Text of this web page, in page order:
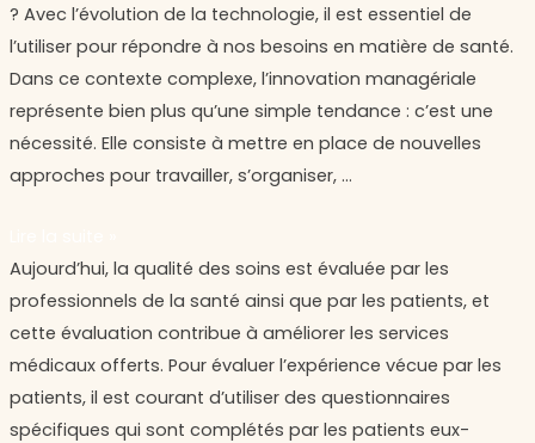
?
? Avec l’évolution de la technologie, il est essentiel de
l’utiliser pour répondre à nos besoins en matière de santé.
Dans ce contexte complexe, l’innovation managériale
représente bien plus qu’une simple tendance : c’est une
nécessité. Elle consiste à mettre en place de nouvelles
approches pour travailler, s’organiser, …
s’intéresser
à
l’innovation
managériale
à
l’hôpital
Aujourd’hui, la qualité des soins est évaluée par les
professionnels de la santé ainsi que par les patients, et
cette évaluation contribue à améliorer les services
médicaux offerts. Pour évaluer l’expérience vécue par les
patients, il est courant d’utiliser des questionnaires
spécifiques qui sont complétés par les patients eux-
PROMs
et
PREMs,
qu’est-
ce
que